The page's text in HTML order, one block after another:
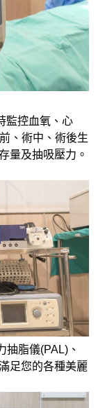
監控血氧、心
、術中、術後生
量及抽吸壓力。
抽脂儀(PAL)、
足您的各種美麗